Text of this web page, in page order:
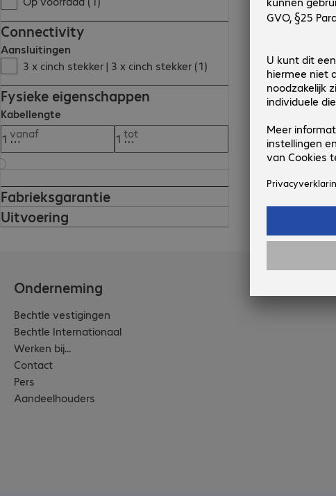
Connectivity
Aansluitingen
3 x cinch stekker | 3 x cinch stekker (1)
Fysieke eigenschappen
Kabellengte
vanaf
tot
Fabrieksgarantie
Uitvoering
Onderneming
Bechtle vestigingen
Bechtle Internationaal
Werken bij...
Contact
Pers
Aandeelhouders